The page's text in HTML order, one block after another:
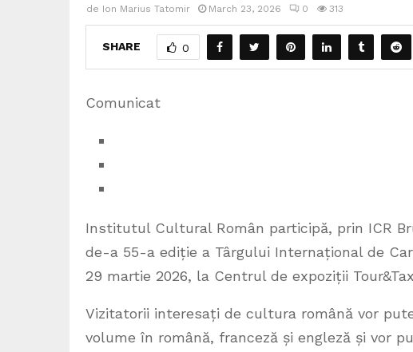
de Ion Marius Tatomir March 23, 2026 0 313
SHARE 0
Comunicat
Institutul Cultural Român participă, prin ICR
de-a 55-a ediție a Târgului Internațional de
29 martie 2026, la Centrul de expoziții
Vizitatorii interesați de cultura română vor
volume în română, franceză și engleză și vor